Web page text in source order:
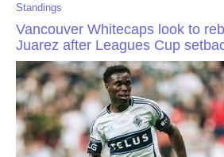
Standings
Vancouver Whitecaps look to
Juarez after Leagues Cup